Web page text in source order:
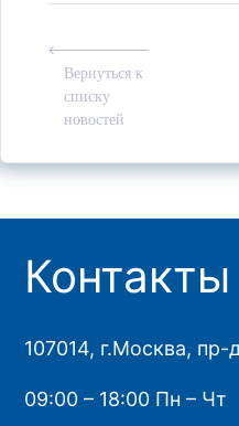
Вернуться к
списку
новостей
Контакты
107014, г.Москва,
09:00 – 18:00 Пн – Чт